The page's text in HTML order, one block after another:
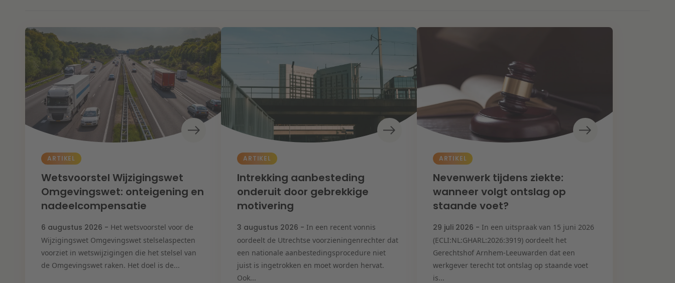
ARTIKEL
Wetsvoorstel Wijzigingswet
Omgevingswet: onteigening en
nadeelcompensatie
6 augustus 2026 - Het wetsvoorstel voor de
Wijzigingswet Omgevingswet stelselaspecten
voorziet in wetswijzigingen die het stelsel van
de Omgevingswet raken. Het doel is de...
ARTIKEL
Intrekking aanbesteding
onderuit door gebrekkige
motivering
3 augustus 2026 - In een recent vonnis
oordeelt de Utrechtse voorzieningenrechter dat
een nationale aanbestedingsprocedure niet
juist is ingetrokken en moet worden hervat.
Ook...
ARTIKEL
Nevenwerk tijdens ziekte:
wanneer volgt ontslag op
staande voet?
29 juli 2026 - In een uitspraak van 15 juni 2026
(ECLI:NL:GHARL:2026:3919) oordeelt het
Gerechtshof Arnhem-Leeuwarden dat een
werkgever terecht tot ontslag op staande voet
is...